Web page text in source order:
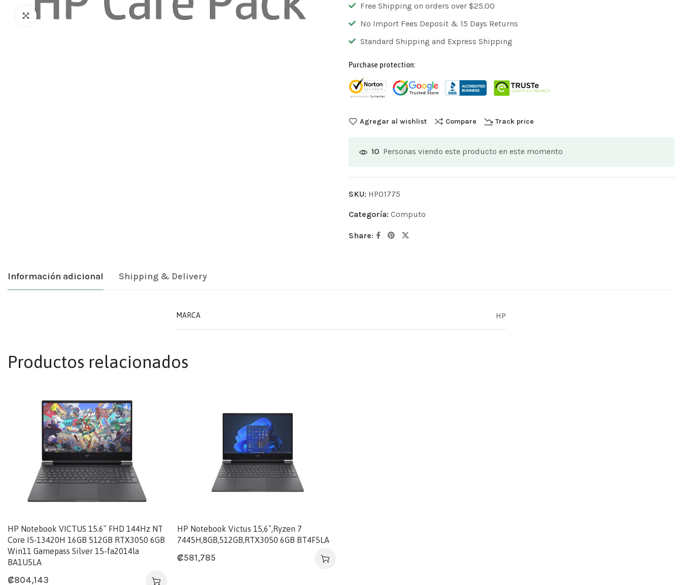
Free Shipping on orders over $25.00
No Import Fees Deposit & 15 Days Returns
Standard Shipping and Express Shipping
Purchase protection:
Agregar al wishlist Compare Track price
10 Personas viendo este producto en este momento
SKU: HP01775
Categoría: Computo
Share:
Información adicional Shipping & Delivery
MARCA HP
Productos relacionados
HP Notebook VICTUS 15.6″ FHD 144Hz NT
Core I5-13420H 16GB 512GB RTX3050 6GB
Win11 Gamepass Silver 15-fa2014la
BA1U5LA
₡804,143
HP Notebook Victus 15,6″,Ryzen 7
7445H,8GB,512GB,RTX3050 6GB BT4F5LA
₡581,785